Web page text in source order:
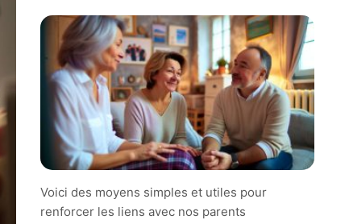
Voici des moyens simples et utiles pour
renforcer les liens avec nos parents